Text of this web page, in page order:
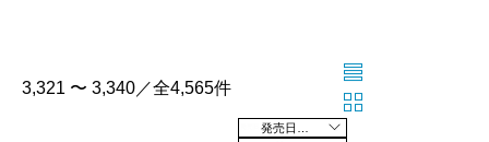
3,321 〜 3,340／全4,565件